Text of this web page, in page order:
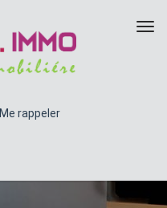
Me rappeler